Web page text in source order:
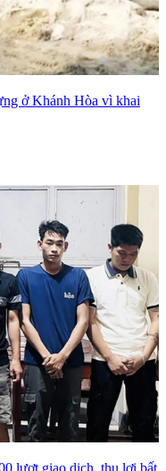
ở Khánh Hòa vì khai
lượt giao dịch, thu lợi bất